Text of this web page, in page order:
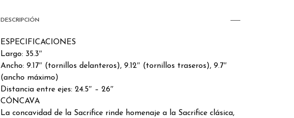
DESCRIPCIÓN
ESPECIFICACIONES
Largo: 35.3″
Ancho: 9.17″ (tornillos delanteros), 9.12″ (tornillos traseros), 9.7″
(ancho máximo)
Distancia entre ejes: 24.5″ – 26″
CÓNCAVA
La concavidad de la Sacrifice rinde homenaje a la Sacrifice clásica,